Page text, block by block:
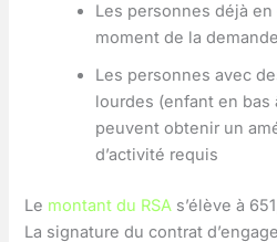
Les personnes déjà
moment de la
Les personnes avec
lourdes (enfant en bas
peuvent obtenir un
d’activité requis
Le montant du RSA s’élève à
La signature du contrat